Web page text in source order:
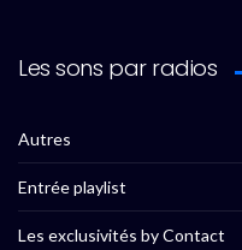
Les sons par radios
Autres
Entrée playlist
Les exclusivités by Contact